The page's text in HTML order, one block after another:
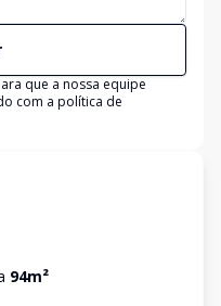
que a nossa equipe
com a política de
94m²